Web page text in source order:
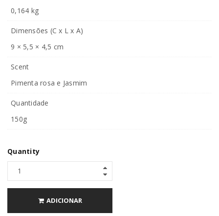
0,164 kg
Dimensões (C x L x A)
9 × 5,5 × 4,5 cm
Scent
Pimenta rosa e Jasmim
Quantidade
150g
Quantity
ADICIONAR